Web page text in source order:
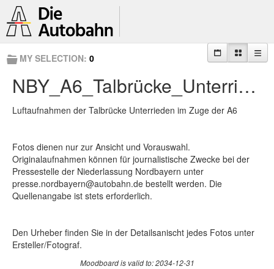
MY SELECTION: 0
NBY_A6_Talbrücke_Unterrieden
Luftaufnahmen der Talbrücke Unterrieden im Zuge der A6
Fotos dienen nur zur Ansicht und Vorauswahl.
Originalaufnahmen können für journalistische Zwecke bei der
Pressestelle der Niederlassung Nordbayern unter
presse.nordbayern@autobahn.de bestellt werden. Die
Quellenangabe ist stets erforderlich.
Den Urheber finden Sie in der Detailsanischt jedes Fotos unter
Ersteller/Fotograf.
Moodboard is valid to: 2034-12-31